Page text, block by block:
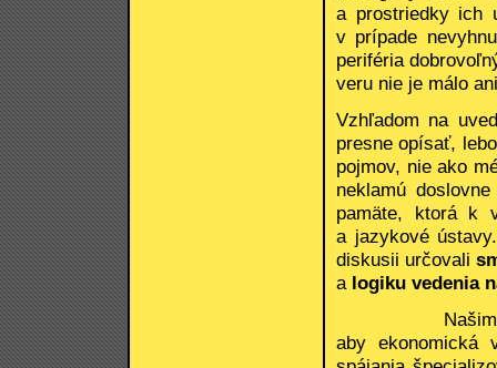
a prostriedky ich
v prípade
periféria
veru nie je málo
Vzhľadom na
presne opísať,
pojmov, nie ako
neklamú
pamäte, ktorá k
a jazykové
diskusii určovali
a logiku vedenia
Našim
aby ekonomická